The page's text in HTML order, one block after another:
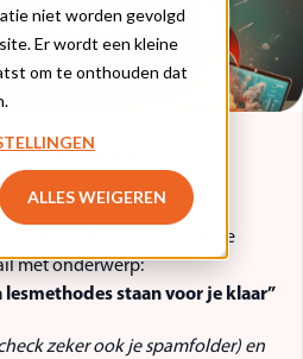
niet worden gevolgd
Er wordt een kleine
om te onthouden dat
ALLES WEIGEREN
Lernova
voor je klaar
Lernova lesmethodes via je
met onderwerp:
lesmethodes staan voor je klaar”
zeker ook je spamfolder) en